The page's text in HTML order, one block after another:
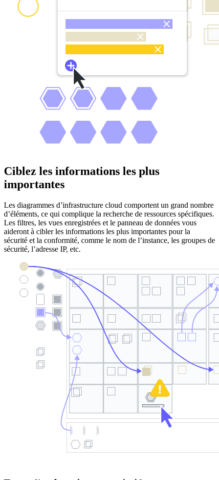
Ciblez les informations les plus
importantes
Les diagrammes d’infrastructure cloud comportent un grand nombre
d’éléments, ce qui complique la recherche de ressources spécifiques.
Les filtres, les vues enregistrées et le panneau de données vous
aideront à cibler les informations les plus importantes pour la
sécurité et la conformité, comme le nom de l’instance, les groupes de
sécurité, l’adresse IP, etc.